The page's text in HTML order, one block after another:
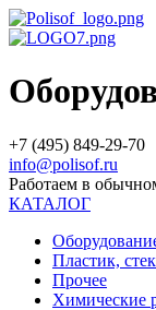
+7 (495) 849-29-70
info@polisof.ru
Работаем в
КАТАЛОГ
Пластик,
Прочее
Химические